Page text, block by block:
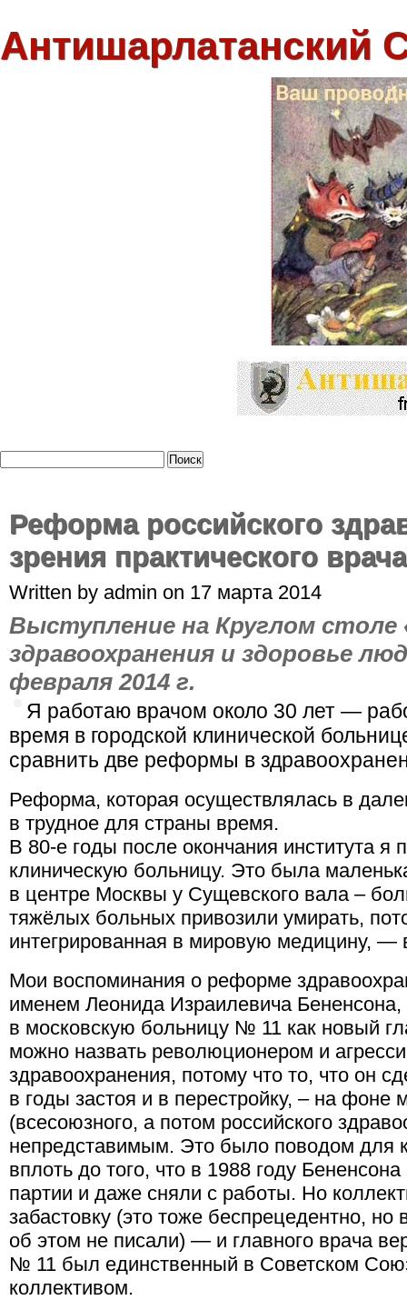
Антишарлатанский
Реформа российского
зрения практического врача
Written by admin on 17 марта 2014
Выступление на Круглом столе
здравоохранения и здоровье
февраля 2014 г.
Я работаю врачом около 30 лет —
время в городской клинической
сравнить две реформы в
Реформа, которая осуществлялась в
в трудное для страны время.
В 80-е годы после окончания института я
клиническую больницу. Это была
в центре Москвы у Сущевского вала –
тяжёлых больных привозили умирать,
интегрированная в мировую медицину, —
Мои воспоминания о реформе
именем Леонида Израилевича
в московскую больницу № 11 как новый
можно назвать революционером и
здравоохранения, потому что то, что он
в годы застоя и в перестройку, – на фоне
(всесоюзного, а потом российского
непредставимым. Это было поводом для
вплоть до того, что в 1988 году
партии и даже сняли с работы. Но
забастовку (это тоже беспрецедентно, но
об этом не писали) — и главного врача
№ 11 был единственный в Советском
коллективом.